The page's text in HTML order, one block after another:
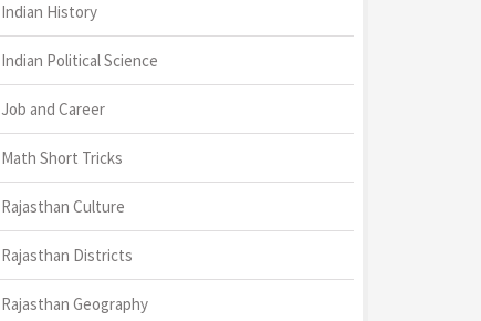
Indian History
Indian Political Science
Job and Career
Math Short Tricks
Rajasthan Culture
Rajasthan Districts
Rajasthan Geography